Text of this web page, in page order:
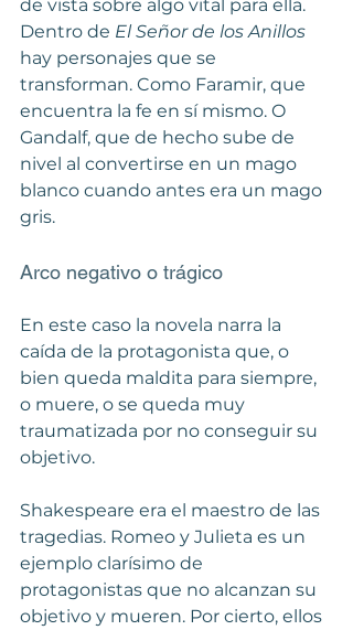
de vista sobre algo vital para ella.
Dentro de El Señor de los Anillos
hay personajes que se
transforman. Como Faramir, que
encuentra la fe en sí mismo. O
Gandalf, que de hecho sube de
nivel al convertirse en un mago
blanco cuando antes era un mago
gris.
Arco negativo o trágico
En este caso la novela narra la
caída de la protagonista que, o
bien queda maldita para siempre,
o muere, o se queda muy
traumatizada por no conseguir su
objetivo.
Shakespeare era el maestro de las
tragedias. Romeo y Julieta es un
ejemplo clarísimo de
protagonistas que no alcanzan su
objetivo y mueren. Por cierto, ellos